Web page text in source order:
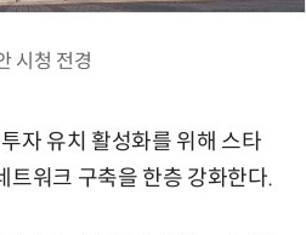
시청 전경
자 유치 활성화를 위해 스타
트워크 구축을 한층 강화한다.